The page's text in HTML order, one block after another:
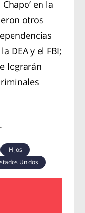
en la
otros
DEA y el FBI;
lograrán
Hijos
Unidos